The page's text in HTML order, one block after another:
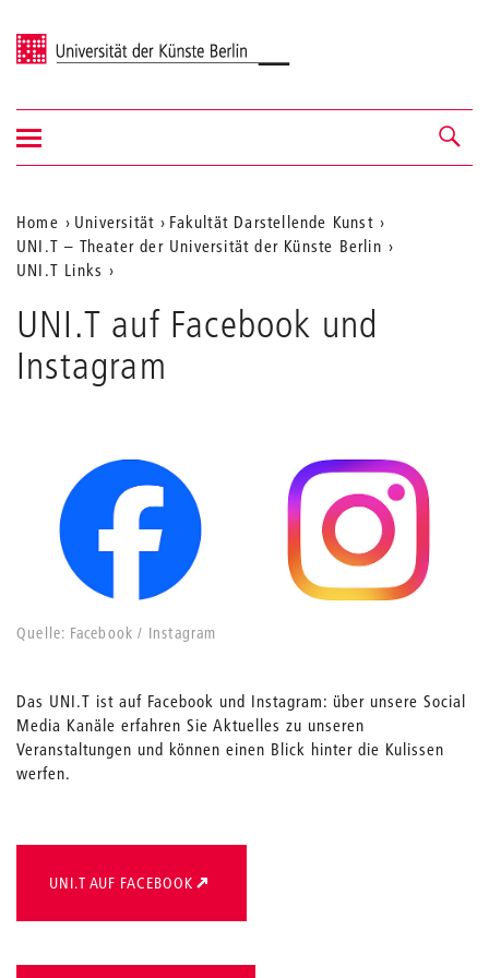
Universität der Künste Berlin
Navigation &
Suche
Navigation
ein-/ausblenden
Aktuelle
Position
der
Webseite
Home Universität
Fakultät Darstellende Kunst
UNI.T – Theater der Universität der Künste Berlin
UNI.T Links
UNI.T auf Facebook und
Instagram
Quelle: Facebook / Instagram
Das UNI.T ist auf Facebook und Instagram: über unsere Social
Media Kanäle erfahren Sie Aktuelles zu unseren
Veranstaltungen und können einen Blick hinter die Kulissen
werfen.
UNI.T AUF FACEBOOK